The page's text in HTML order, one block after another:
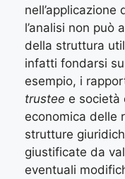
l’analisi non può
della struttura
infatti fondarsi
esempio, i
trustee e società
economica delle
strutture
giustificate da
eventuali